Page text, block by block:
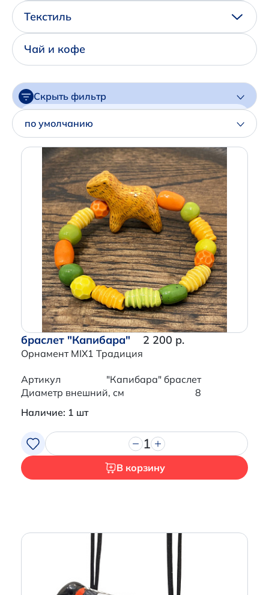
Написать нам в Телеграм
+7 (925) 294-91-85
,
+7 (926) 702-09-76
Текстиль
Чай и кофе
Скрыть фильтр
Артикул
Производитель
по умолчанию
браслет "Капибара"
Орнамент MIX1 Традиция
2 200 р.
Артикул
"Капибара" браслет
Диаметр внешний, см
8
Наличие: 1 шт
1
В корзину